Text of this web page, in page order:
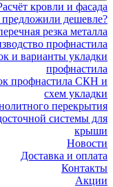
кровли и фасада
дешевле?
резка металла
профнастила
и варианты укладки
профнастила
профнастила СКН и
схем укладки
перекрытия
системы для
крыши
Новости
Доставка и оплата
Контакты
Акции